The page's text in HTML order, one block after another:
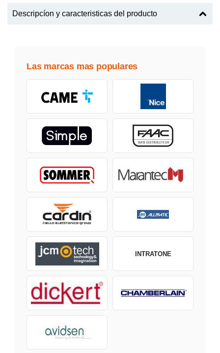
Descripcíon y caracteristicas del producto
Las marcas mas populares
INTRATONE